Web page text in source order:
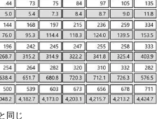
同じ